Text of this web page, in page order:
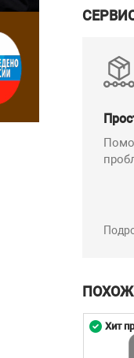
Хит